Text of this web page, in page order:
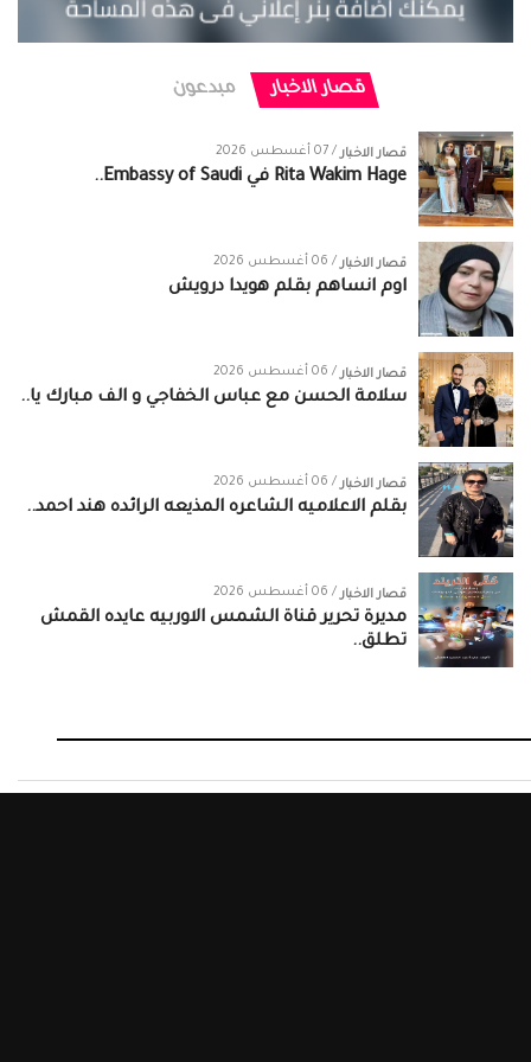
قصار الاخبار مبدعون
قصار الاخبار / 07 أغسطس 2026
قصار الاخبار / 06 أغسطس 2026
اوم انساهم بقلم هويدا درويش
قصار الاخبار / 06 أغسطس 2026
سلامة الحسن‏ مع ‏عباس الخفاجي‏ و‏ الف مبارك يا..
قصار الاخبار / 06 أغسطس 2026
بقلم الاعلاميه الشاعره المذيعه الرائده هند احمد..
قصار الاخبار / 06 أغسطس 2026
مديرة تحرير قناة الشمس الاوربيه عايده القمش
تطلق..